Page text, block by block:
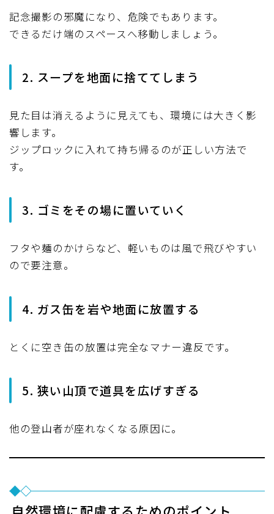
記念撮影の邪魔になり、危険でもあります。
できるだけ端のスペースへ移動しましょう。
2. スープを地面に捨ててしまう
見た目は消えるように見えても、環境には大きく影
響します。
ジップロックに入れて持ち帰るのが正しい方法で
す。
3. ゴミをその場に置いていく
フタや麺のかけらなど、軽いものは風で飛びやすい
ので要注意。
4. ガス缶を岩や地面に放置する
とくに空き缶の放置は完全なマナー違反です。
5. 狭い山頂で道具を広げすぎる
他の登山者が座れなくなる原因に。